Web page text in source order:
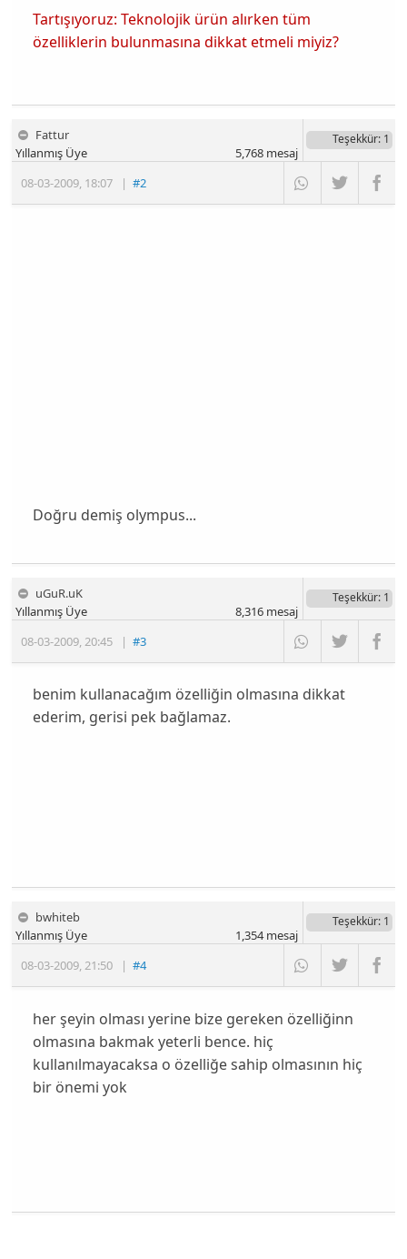
Tartışıyoruz: Teknolojik ürün alırken tüm
özelliklerin bulunmasına dikkat etmeli miyiz?
Fattur
08-03-2009, 18:07 |#2
Yıllanmış Üye
Teşekkür: 1
5,768mesaj
Doğru demiş olympus...
uGuR.uK
08-03-2009 20:45 |#3
Yıllanmış Üye
Teşekkür: 1
8,316mesaj
benim kullanacağım özelliğin olmasına dikkat
ederim, gerisi pek bağlamaz.
bwhiteb
08-03-2009,21:50 |#4
Yıllanmış Üye
Teşekkür: 1
1,354mesaj
her şeyin olması yerine bize gereken özelliğinn
olmasına bakmak yeterli bence. hiç
kullanılmayacaksa o özelliğe sahip olmasının hiç
bir önemi yok